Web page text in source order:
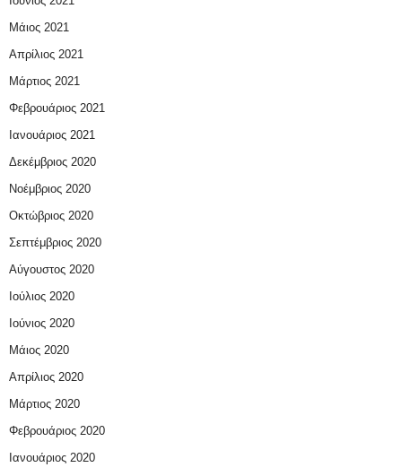
Μάιος 2021
Απρίλιος 2021
Μάρτιος 2021
Φεβρουάριος 2021
Ιανουάριος 2021
Δεκέμβριος 2020
Νοέμβριος 2020
Οκτώβριος 2020
Σεπτέμβριος 2020
Αύγουστος 2020
Ιούλιος 2020
Ιούνιος 2020
Μάιος 2020
Απρίλιος 2020
Μάρτιος 2020
Φεβρουάριος 2020
Ιανουάριος 2020